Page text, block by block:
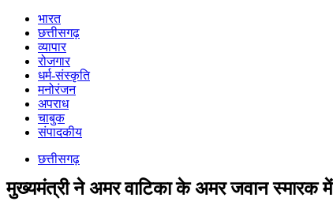
भारत
छत्तीसगढ़
व्यापार
रोजगार
धर्म-संस्कृति
मनोरंजन
अपराध
चाबुक
संपादकीय
छत्तीसगढ़
मुख्यमंत्री ने अमर वाटिका के अमर जवान स्मारक में